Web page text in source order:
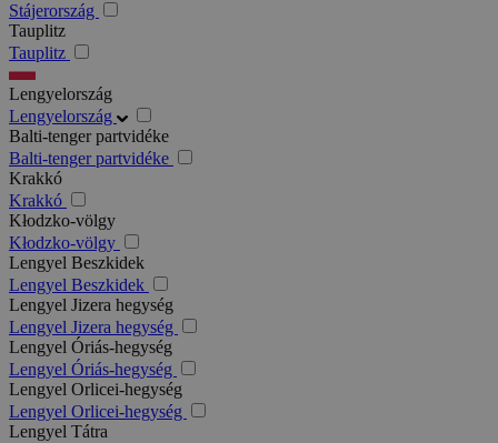
Stájerország
Tauplitz
Tauplitz
Lengyelország
Lengyelország
Balti-tenger partvidéke
Balti-tenger partvidéke
Krakkó
Krakkó
Kłodzko-völgy
Kłodzko-völgy
Lengyel Beszkidek
Lengyel Beszkidek
Lengyel Jizera hegység
Lengyel Jizera hegység
Lengyel Óriás-hegység
Lengyel Óriás-hegység
Lengyel Orlicei-hegység
Lengyel Orlicei-hegység
Lengyel Tátra